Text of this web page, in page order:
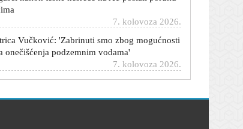
Vučković: 'Zabrinuti smo zbog mogućnosti
onečišćenja podzemnim vodama'
7. kolovoza 2026.
policajci zaustavili kamion sa skrivenim
Rusija je imala jeziv plan